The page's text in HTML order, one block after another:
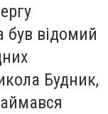
був відомий
Будник,